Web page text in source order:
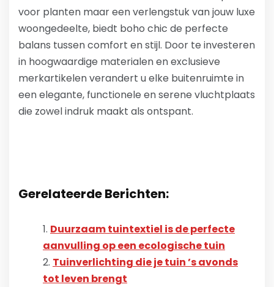
voor planten maar een verlengstuk van jouw luxe
woongedeelte, biedt boho chic de perfecte
balans tussen comfort en stijl. Door te investeren
in hoogwaardige materialen en exclusieve
merkartikelen verandert u elke buitenruimte in
een elegante, functionele en serene vluchtplaats
die zowel indruk maakt als ontspant.
Gerelateerde Berichten:
Duurzaam tuintextiel is de perfecte
aanvulling op een ecologische tuin
Tuinverlichting die je tuin ’s avonds
tot leven brengt